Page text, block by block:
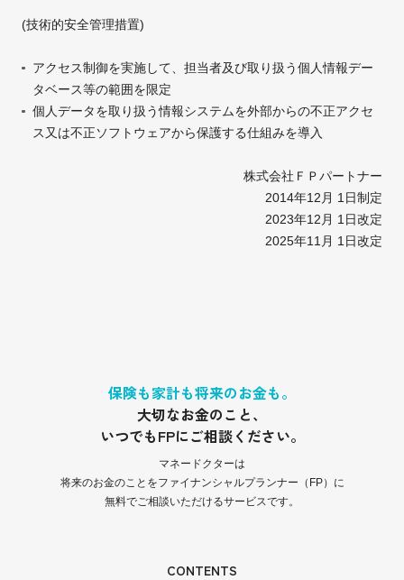
(技術的安全管理措置)
アクセス制御を実施して、担当者及び取り扱う個人情報デー
タベース等の範囲を限定
個人データを取り扱う情報システムを外部からの不正アクセ
ス又は不正ソフトウェアから保護する仕組みを導入
株式会社ＦＰパートナー
2014年12月 1日制定
2023年12月 1日改定
2025年11月 1日改定
保険も家計も将来のお金も。
大切なお金のこと、
いつでもFPにご相談ください。
マネードクターは
将来のお金のことをファイナンシャルプランナー（FP）に
無料でご相談いただけるサービスです。
CONTENTS